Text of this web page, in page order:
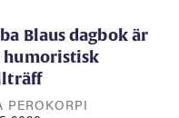
Blaus dagbok är
humoristisk
PEROKORPI